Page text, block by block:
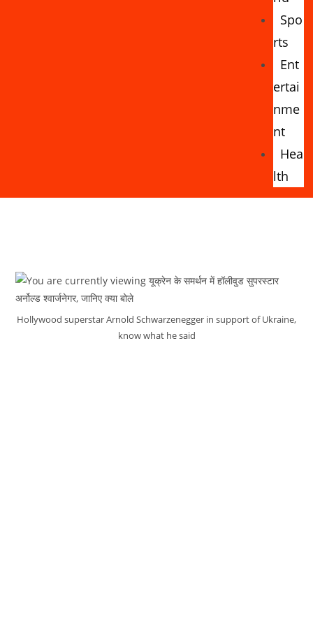
Spo
rts
Ent
ertai
nme
nt
Hea
lth
Hollywood superstar Arnold Schwarzenegger in support of Ukraine,
know what he said